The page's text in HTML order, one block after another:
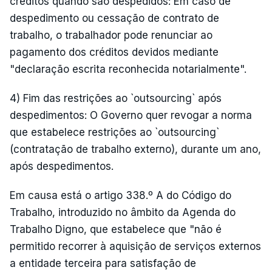
despedimento ou cessação de contrato de
trabalho, o trabalhador pode renunciar ao
pagamento dos créditos devidos mediante
"declaração escrita reconhecida notarialmente".
4) Fim das restrições ao `outsourcing` após
despedimentos: O Governo quer revogar a norma
que estabelece restrições ao `outsourcing`
(contratação de trabalho externo), durante um ano,
após despedimentos.
Em causa está o artigo 338.º A do Código do
Trabalho, introduzido no âmbito da Agenda do
Trabalho Digno, que estabelece que "não é
permitido recorrer à aquisição de serviços externos
a entidade terceira para satisfação de